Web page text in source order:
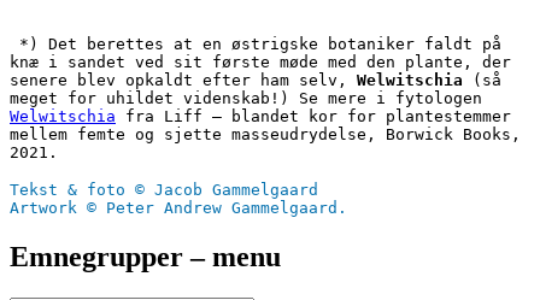
knæ i sandet ved sit første møde med den plante, der
senere blev opkaldt efter ham selv, Welwitschia (så
Welwitschia fra Liff – blandet kor for plantestemmer
mellem femte og sjette masseudrydelse, Borwick Books,
2021.
Tekst & foto © Jacob Gammelgaard
Artwork © Peter Andrew Gammelgaard.
Emnegrupper – menu